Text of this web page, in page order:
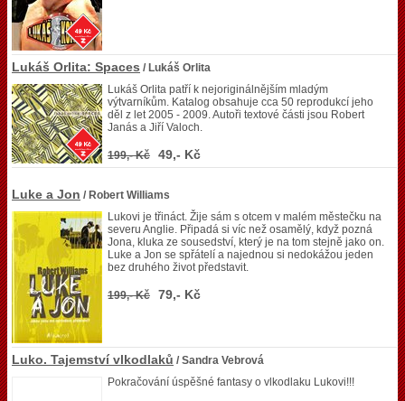
Lukáš Orlita: Spaces / Lukáš Orlita
Lukáš Orlita patří k nejoriginálnějším mladým
výtvarníkům. Katalog obsahuje cca 50 reprodukcí jeho
děl z let 2005 - 2009. Autoři textové části jsou Robert
Janás a Jiří Valoch.
199,- Kč 49,- Kč
Luke a Jon / Robert Williams
Lukovi je třináct. Žije sám s otcem v malém městečku na
severu Anglie. Připadá si víc než osamělý, když pozná
Jona, kluka ze sousedství, který je na tom stejně jako on.
Luke a Jon se spřátelí a najednou si nedokážou jeden
bez druhého život představit.
199,- Kč 79,- Kč
Luko. Tajemství vlkodlaků / Sandra Vebrová
Pokračování úspěšné fantasy o vlkodlaku Lukovi!!!